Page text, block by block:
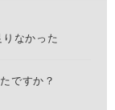
なかった
ですか？